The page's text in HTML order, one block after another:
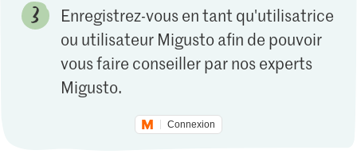
Enregistrez-vous en tant qu'utilisatrice
ou utilisateur Migusto afin de pouvoir
vous faire conseiller par nos experts
Migusto.
Connexion